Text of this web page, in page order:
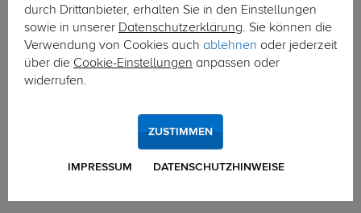
durch Drittanbieter, erhalten Sie in den Einstellungen
sowie in unserer Datenschutzerklärung. Sie können die
Verwendung von Cookies auch ablehnen oder jederzeit
über die Cookie-Einstellungen anpassen oder
widerrufen.
IMPRESSUM DATENSCHUTZHINWEISE
ZUSTIMMEN